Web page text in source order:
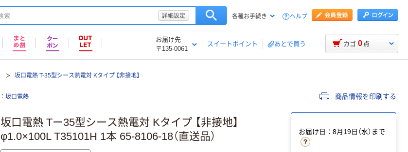
詳細設定 各種お手続き ヘルプ
お届け先
〒135-0061
スイートポイント あとで買う カゴ 0 点
坂口電熱 T-35型シース熱電対 Kタイプ 【非接地】
坂口電熱 商品情報を印刷する
坂口電熱 Tー35型シース熱電対 Kタイプ 【非接地】
φ1.0×100L T35101H 1本 65-8106-18（直送品）
お届け日：8月19日（水）まで